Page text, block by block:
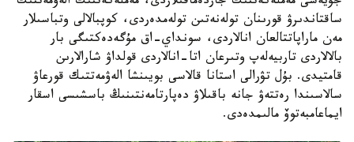
ساقتاندىرۋ قورىنان تولەنەتىن تولەمدەردى، كوپبالالى وتباسىلار
مەن ماراپاتتالعان انالاردى، سونداي-اق مۇگەدەكتىگى بار
بالالاردى تاربيەلەپ وتىرعان اتا-انالاردى قولداۋ شارالارىن
قامتيدى. بۇل تۋرالى استانا قالاسى بويىنشا الەۋمەتتىك قورعاۋ
سالاسىندا رەتتەۋ جانە باقىلاۋ دەپارتامەنتىنىڭ باسشىسى اسقار
ايماعامبەتوۆ مالىمدەدى.